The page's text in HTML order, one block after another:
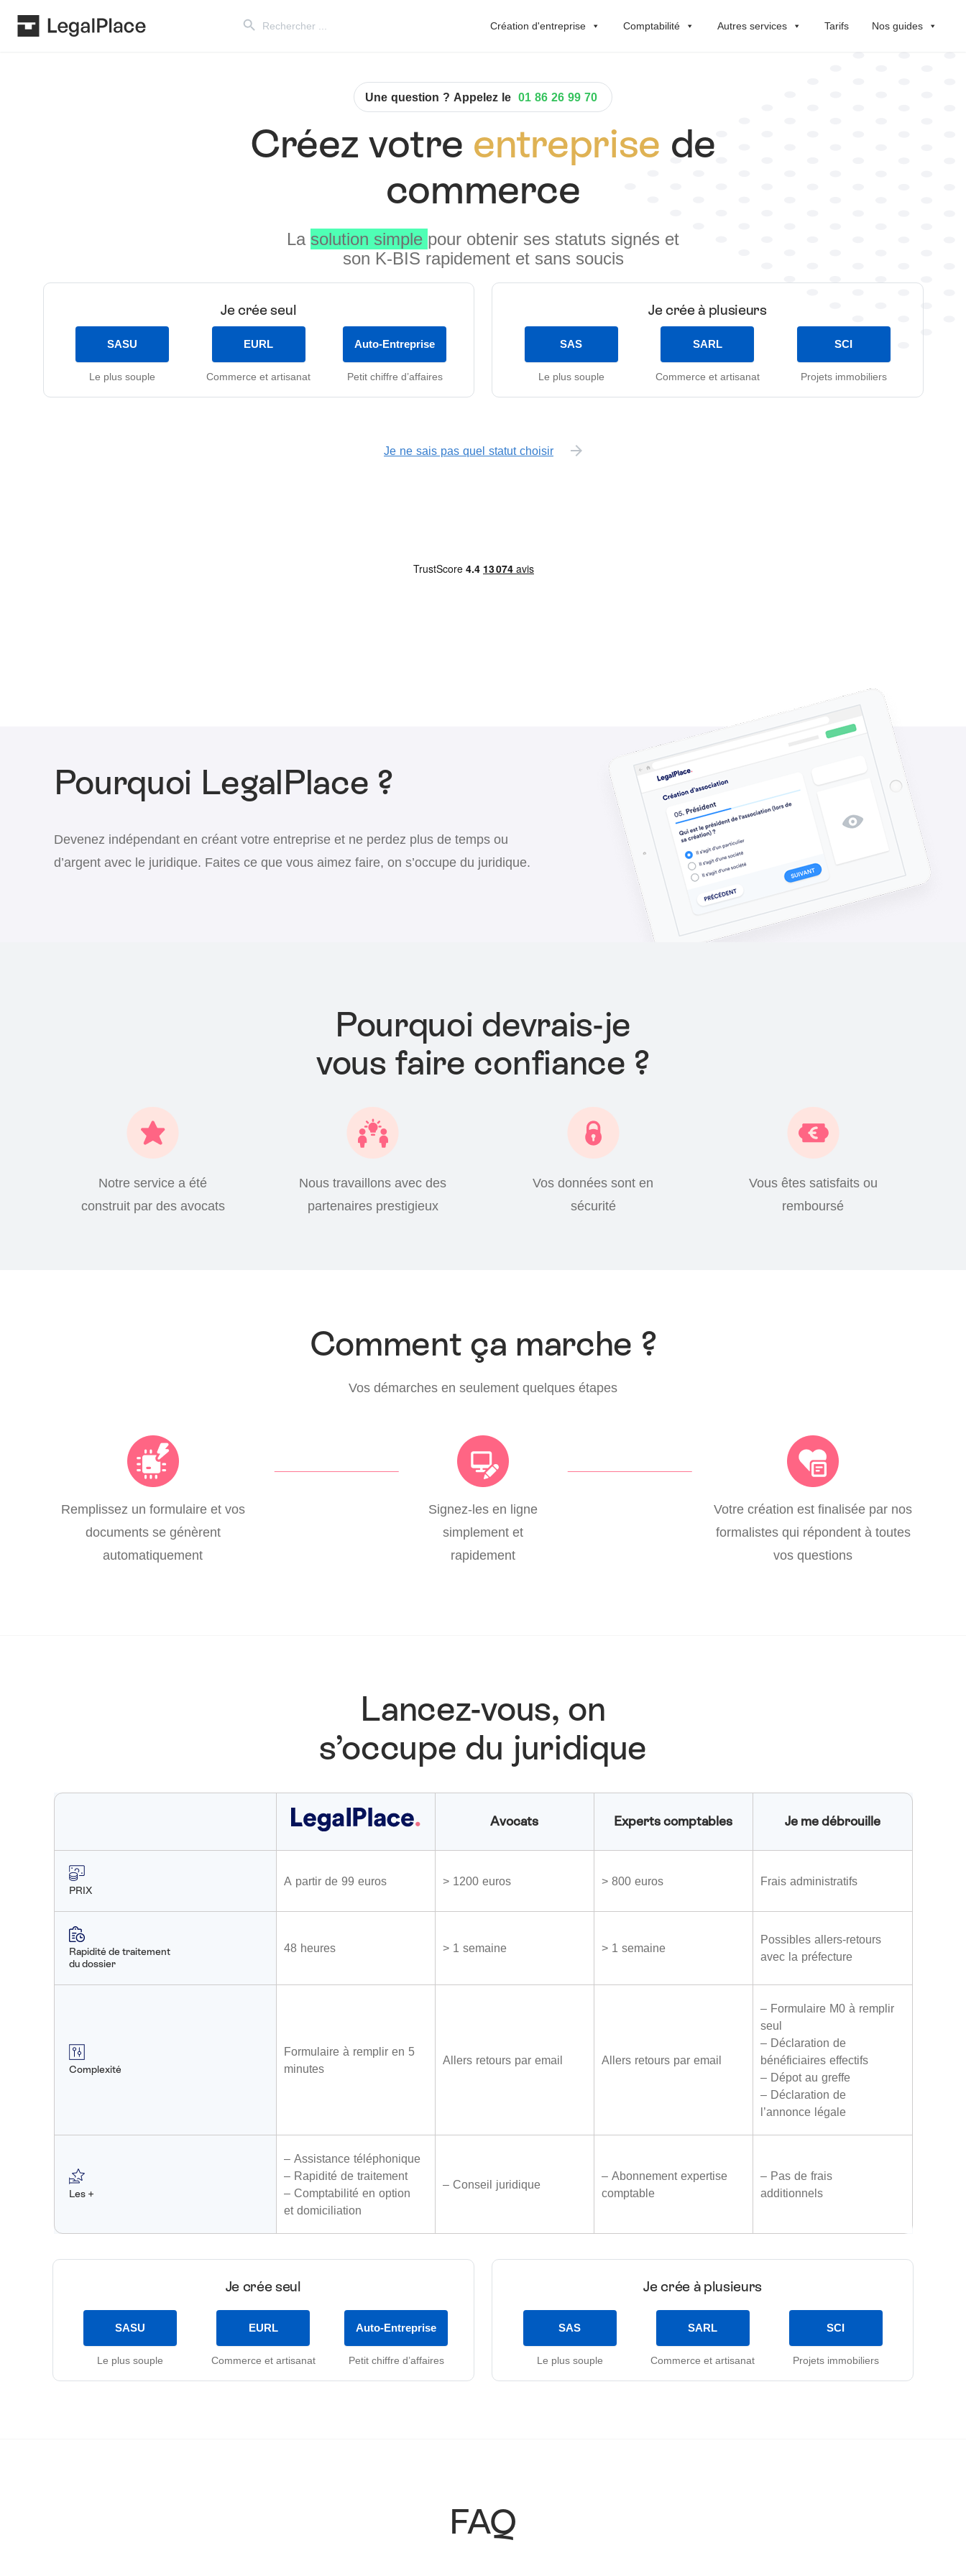
for:
Création d'entreprise Comptabilité Autres services Tarifs Nos guides
Une question ? Appelez le 01 86 26 99 70
Créez votre entreprise de
commerce
La solution simple pour obtenir ses statuts signés et
son K-BIS rapidement et sans soucis
Je crée seul
SASU
Le plus souple
EURL
Commerce et artisanat
Auto-Entreprise
Petit chiffre d’affaires
Je crée à plusieurs
SAS
Le plus souple
SARL
Commerce et artisanat
SCI
Projets immobiliers
Je ne sais pas quel statut choisir
Pourquoi LegalPlace ?
Devenez indépendant en créant votre entreprise et ne perdez plus de temps ou
d’argent avec le juridique. Faites ce que vous aimez faire, on s’occupe du juridique.
Pourquoi devrais-je
vous faire confiance ?
Notre service a été
construit par des avocats
Nous travaillons avec des
partenaires prestigieux
Vos données sont en
sécurité
Vous êtes satisfaits ou
remboursé
Comment ça marche ?
Vos démarches en seulement quelques étapes
Remplissez un formulaire et vos
documents se génèrent
automatiquement
Signez-les en ligne
simplement et
rapidement
Votre création est finalisée par nos
formalistes qui répondent à toutes
vos questions
Lancez-vous, on
s’occupe du juridique
Avocats Experts comptables Je me débrouille
PRIX
A partir de 99 euros > 1200 euros > 800 euros Frais administratifs
Rapidité de traitement
du dossier
48 heures > 1 semaine > 1 semaine
Possibles allers-retours
avec la préfecture
Complexité
Formulaire à remplir en 5
minutes
Allers retours par email Allers retours par email
– Formulaire M0 à remplir
seul
– Déclaration de
bénéficiaires effectifs
– Dépot au greffe
– Déclaration de
l’annonce légale
Les +
– Assistance téléphonique
– Rapidité de traitement
– Comptabilité en option
et domiciliation
– Conseil juridique
– Abonnement expertise
comptable
– Pas de frais
additionnels
Je crée seul
SASU
Le plus souple
EURL
Commerce et artisanat
Auto-Entreprise
Petit chiffre d’affaires
Je crée à plusieurs
SAS
Le plus souple
SARL
Commerce et artisanat
SCI
Projets immobiliers
FAQ